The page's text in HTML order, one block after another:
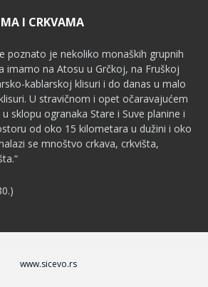
I CRKVAMA
poznato je nekoliko monaških grupnih
imamo na Atosu u Grčkoj, na Fruškoj
kablarskoj klisuri i do danas u malo
U stravičnom i opet očaravajućem
sklopu ogranaka Stare i Suve planine i
od oko 15 kilometara u dužini i oko
se mnoštvo crka­va, crkvišta,
www.sicevo.rs